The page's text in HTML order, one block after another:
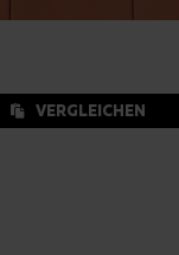
VERGLEICHEN